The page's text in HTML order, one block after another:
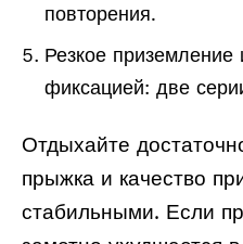
повторения.
Резкое
фиксацией: две
Отдыхайте
прыжка и качество
стабильными. Если